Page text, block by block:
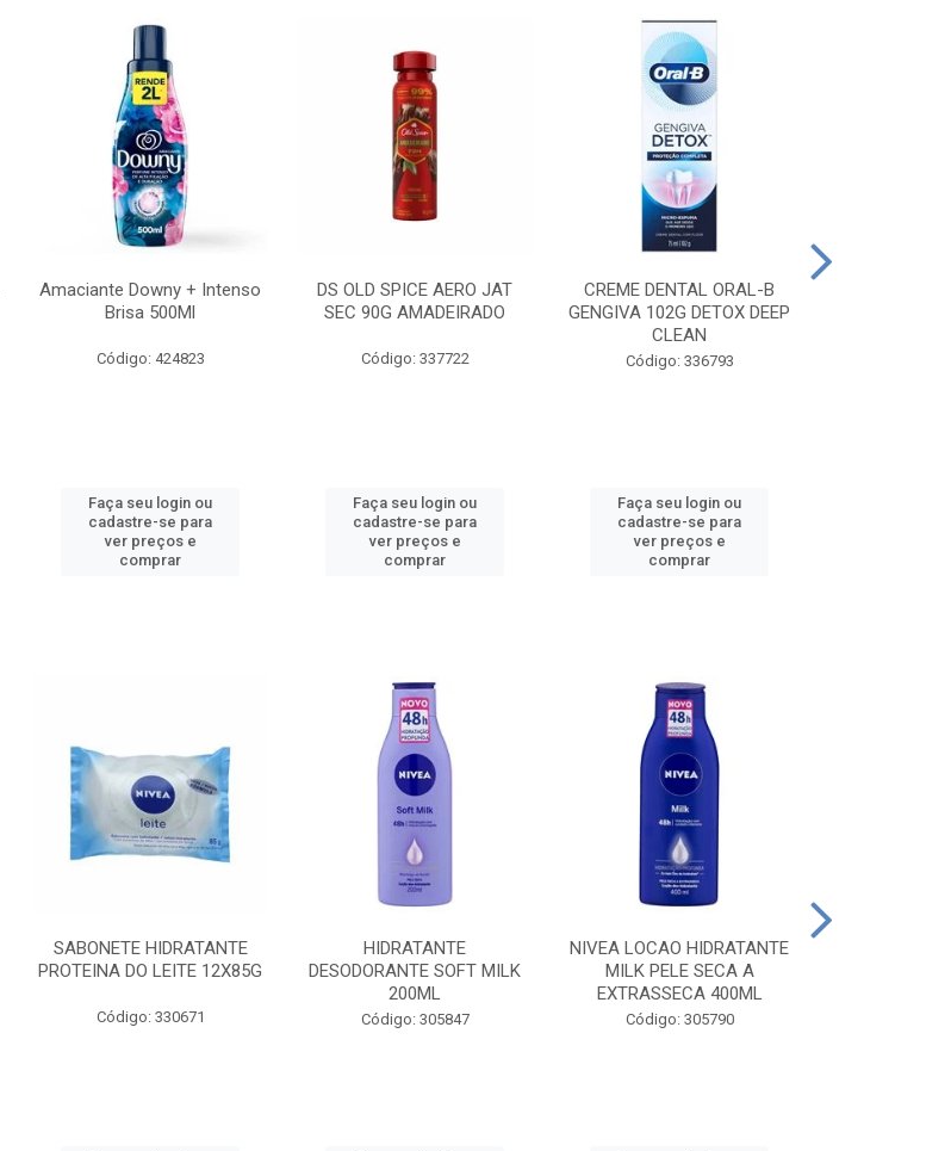
Amaciante Downy + Intenso
Brisa 500Ml
Código: 424823
Faça seu login ou
cadastre-se para
ver preços e
comprar
DS OLD SPICE AERO JAT
SEC 90G AMADEIRADO
Código: 337722
Faça seu login ou
cadastre-se para
ver preços e
comprar
CREME DENTAL ORAL-B
GENGIVA 102G DETOX DEEP
CLEAN
Código: 336793
Faça seu login ou
cadastre-se para
ver preços e
comprar
SABONETE HIDRATANTE
PROTEINA DO LEITE 12X85G
Código: 330671
HIDRATANTE
DESODORANTE SOFT MILK
200ML
Código: 305847
NIVEA LOCAO HIDRATANTE
MILK PELE SECA A
EXTRASSECA 400ML
Código: 305790